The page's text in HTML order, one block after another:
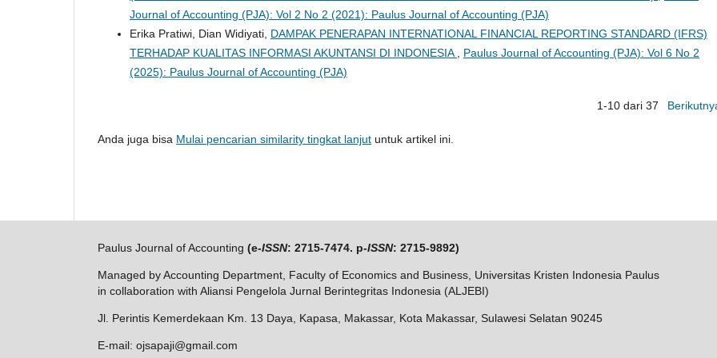
Journal of Accounting (PJA): Vol 2 No 2 (2021): Paulus Journal of Accounting (PJA)
Erika Pratiwi, Dian Widiyati, DAMPAK PENERAPAN INTERNATIONAL FINANCIAL REPORTING STANDARD (IFRS)
TERHADAP KUALITAS INFORMASI AKUNTANSI DI INDONESIA
Paulus Journal of Accounting (PJA): Vol 6 No 2
(2025): Paulus Journal of Accounting (PJA)
1-10 dari 37
Anda juga bisa Mulai pencarian similarity tingkat lanjut untuk artikel ini.
Paulus Journal of Accounting (e-ISSN: 2715-7474. p-ISSN: 2715-9892)
Managed by Accounting Department, Faculty of Economics and Business, Universitas Kristen Indonesia Paulus
in collaboration with Aliansi Pengelola Jurnal Berintegritas Indonesia (ALJEBI)
Jl. Perintis Kemerdekaan Km. 13 Daya, Kapasa, Makassar, Kota Makassar, Sulawesi Selatan 90245
E-mail: ojsapaji@gmail.com